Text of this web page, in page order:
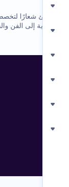
شعارًا لتخصصك
إلى الفن والحرف
هذه